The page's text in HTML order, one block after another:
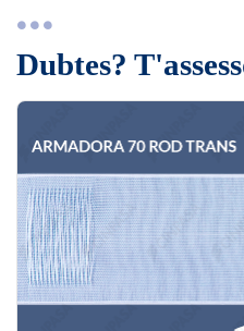
Dubtes?